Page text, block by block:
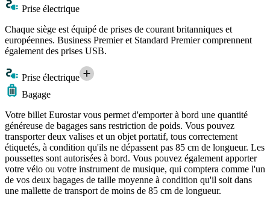
Prise électrique
Chaque siège est équipé de prises de courant britanniques et
européennes. Business Premier et Standard Premier comprennent
également des prises USB.
Prise électrique
Bagage
Votre billet Eurostar vous permet d'emporter à bord une quantité
généreuse de bagages sans restriction de poids. Vous pouvez
transporter deux valises et un objet portatif, tous correctement
étiquetés, à condition qu'ils ne dépassent pas 85 cm de longueur. Les
poussettes sont autorisées à bord. Vous pouvez également apporter
votre vélo ou votre instrument de musique, qui comptera comme l'un
de vos deux bagages de taille moyenne à condition qu'il soit dans
une mallette de transport de moins de 85 cm de longueur.